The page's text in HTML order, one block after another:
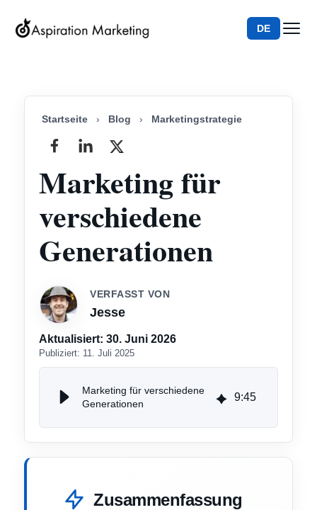
DE
Startseite › Blog › Marketingstrategie
Marketing für
verschiedene
Generationen
VERFASST VON
Jesse
Aktualisiert: 30. Juni 2026
Publiziert: 11. Juli 2025
Marketing für verschiedene
Generationen
9:45
Zusammenfassung